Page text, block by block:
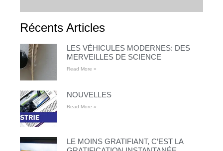
Récents Articles
LES VÉHICULES MODERNES: DES
MERVEILLES DE SCIENCE
Read More »
NOUVELLES
Read More »
LE MOINS GRATIFIANT, C’EST LA